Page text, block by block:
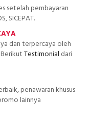
setelah pembayaran
SICEPAT.
dan terpercaya oleh
Testimonial dari
penawaran khusus
lainnya